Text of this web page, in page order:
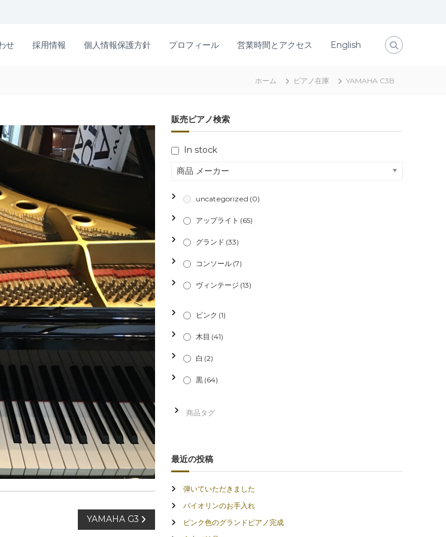
せ 採用情報 個人情報保護方針 プロフィール 営業時間とアクセス English
ホーム ピアノ在庫 YAMAHA C3B
YAMAHA G3
販売ピアノ検索
In stock
商品 メーカー
uncategorized (0)
アップライト (65)
グランド (33)
コンソール (7)
ヴィンテージ (13)
ピンク (1)
木目 (41)
白 (2)
黒 (64)
最近の投稿
弾いていただきました
バイオリンのお手入れ
ピンク色のグランドピアノ完成